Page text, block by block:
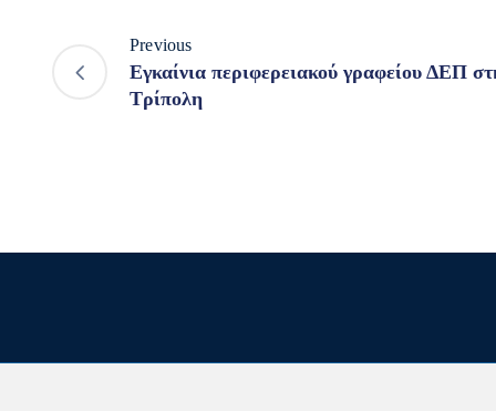
Previous
Εγκαίνια περιφερειακού γραφείου ΔΕΠ
Τρίπολη